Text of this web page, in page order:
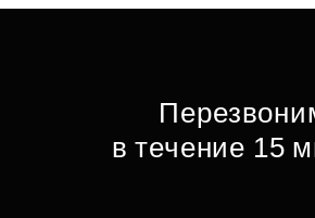
в течение 15